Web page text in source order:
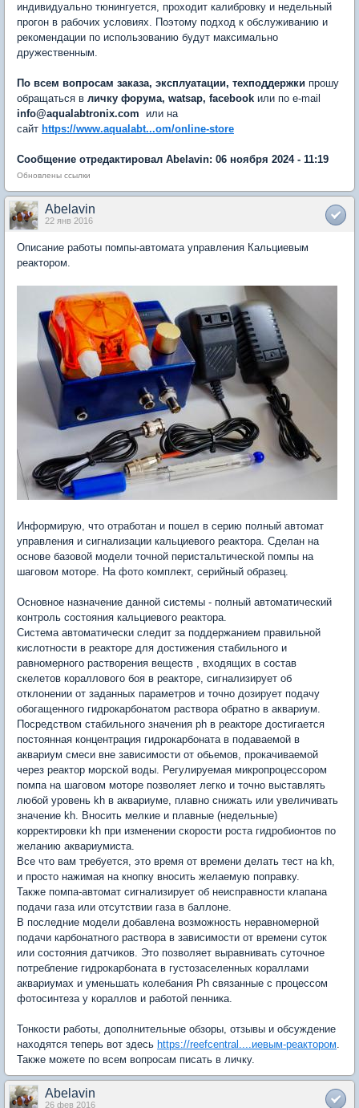
индивидуально тюнингуется, проходит калибровку и недельный
прогон в рабочих условиях. Поэтому подход к обслуживанию и
рекомендации по использованию будут максимально
дружественным.
По всем вопросам заказа, эксплуатации, техподдержки прошу
обращаться в личку форума, watsap, facebook или по e-mail
info@aqualabtronix.com или на
сайт https://www.aqualabt...om/online-store
Сообщение отредактировал Abelavin: 06 ноября 2024 - 11:19
Обновлены ссылки
Abelavin
22 янв 2016
Описание работы помпы-автомата управления Кальциевым
реактором.
Информирую, что отработан и пошел в серию полный автомат
управления и сигнализации кальциевого реактора. Сделан на
основе базовой модели точной перистальтической помпы на
шаговом моторе. На фото комплект, серийный образец.
Основное назначение данной системы - полный автоматический
контроль состояния кальциевого реактора.
Система автоматически следит за поддержанием правильной
кислотности в реакторе для достижения стабильного и
равномерного растворения веществ , входящих в состав
скелетов кораллового боя в реакторе, сигнализирует об
отклонении от заданных параметров и точно дозирует подачу
обогащенного гидрокарбонатом раствора обратно в аквариум.
Посредством стабильного значения ph в реакторе достигается
постоянная концентрация гидрокарбоната в подаваемой в
аквариум смеси вне зависимости от обьемов, прокачиваемой
через реактор морской воды. Регулируемая микропроцессором
помпа на шаговом моторе позволяет легко и точно выставлять
любой уровень kh в аквариуме, плавно снижать или увеличивать
значение kh. Вносить мелкие и плавные (недельные)
корректировки kh при изменении скорости роста гидробионтов по
желанию аквариумиста.
Все что вам требуется, это время от времени делать тест на kh,
и просто нажимая на кнопку вносить желаемую поправку.
Также помпа-автомат сигнализирует об неисправности клапана
подачи газа или отсутствии газа в баллоне.
В последние модели добавлена возможность неравномерной
подачи карбонатного раствора в зависимости от времени суток
или состояния датчиков. Это позволяет выравнивать суточное
потребление гидрокарбоната в густозаселенных кораллами
аквариумах и уменьшать колебания Ph связанные с процессом
фотосинтеза у кораллов и работой пенника.
Тонкости работы, дополнительные обзоры, отзывы и обсуждение
находятся теперь вот здесь https://reefcentral....иевым-реактором.
Также можете по всем вопросам писать в личку.
Abelavin
26 фев 2016